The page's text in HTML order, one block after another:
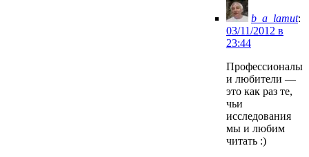
b_a_lamut:
03/11/2012 в
23:44
Профессионалы
и любители —
это как раз те,
чьи
исследования
мы и любим
читать :)